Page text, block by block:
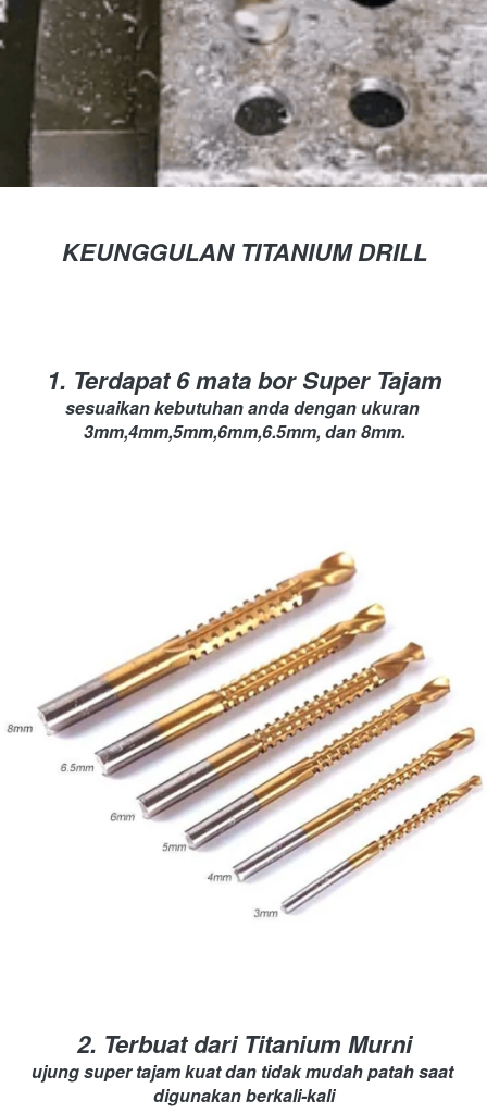
KEUNGGULAN TITANIUM DRILL
1. Terdapat 6 mata bor Super Tajam
sesuaikan kebutuhan anda dengan ukuran
3mm,4mm,5mm,6mm,6.5mm, dan 8mm.
2. Terbuat dari Titanium Murni
ujung super tajam kuat dan tidak mudah patah saat
digunakan berkali-kali